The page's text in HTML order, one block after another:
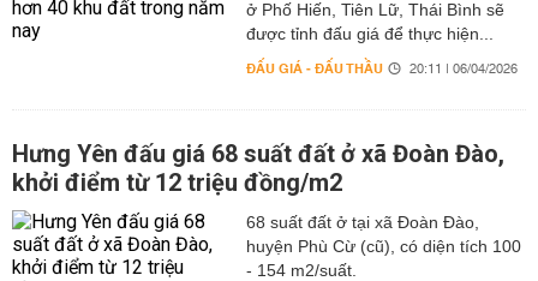
ở Phố Hiến, Tiên Lữ, Thái Bình sẽ
được tỉnh đấu giá để thực hiện...
ĐẤU GIÁ - ĐẤU THẦU 20:11 | 06/04/2026
Hưng Yên đấu giá 68 suất đất ở xã Đoàn Đào,
khởi điểm từ 12 triệu đồng/m2
68 suất đất ở tại xã Đoàn Đào,
huyện Phù Cừ (cũ), có diện tích 100
- 154 m2/suất.